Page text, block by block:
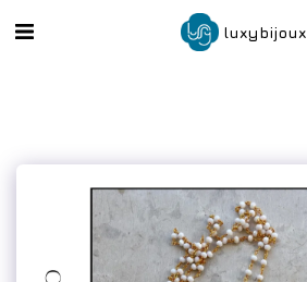
luxybijoux